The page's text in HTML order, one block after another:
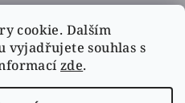
cookie. Dalším
vyjadřujete souhlas s
zde.